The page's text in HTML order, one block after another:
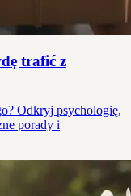
trafić z
Odkryj psychologię,
porady i